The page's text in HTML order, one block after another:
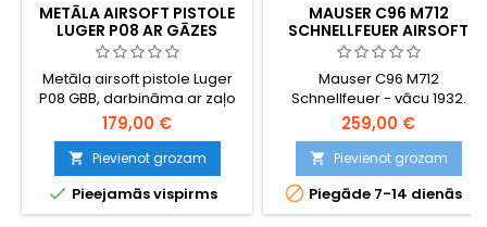
METĀLA AIRSOFT PISTOLE
LUGER P08 AR GĀZES
TRIECIENU
Metāla airsoft pistole Luger
P08 GBB, darbināma ar zaļo
gāzi. Vienas no visu laiku
ikoniskākajām pistolēm
replika, izgatavota Taivānā,
pilnībā metāla, smaga un
izturīga.
179,00 €
 Pievienot grozam
 Pieejamās vispirms
MAUSER C96 M712
SCHNELLFEUER AIRSOFT
GBB PISTOLE AR PLECU
PIETURI - VĀCU
METĀLLĀPSTIŅA
Mauser C96 M712
Schnellfeuer - vācu 1932.
gada selektīvo šaujamieroču
ar metāllāpstiņu - zaļās
gāzes airsoft replika,
komplektā ar ikonisko
noņemamo plecu patronu.
Pusautomātiskā un
259,00 €
 Pievienot grozam
 Piegāde 7-14 dienās